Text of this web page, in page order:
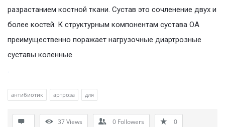
разрастанием костной ткани. Сустав это сочленение двух и
более костей. К структурным компонентам сустава ОА
преимущественно поражает нагрузочные диартрозные
суставы коленные
.
антибиотик артроза для
37Views 0 Followers 0